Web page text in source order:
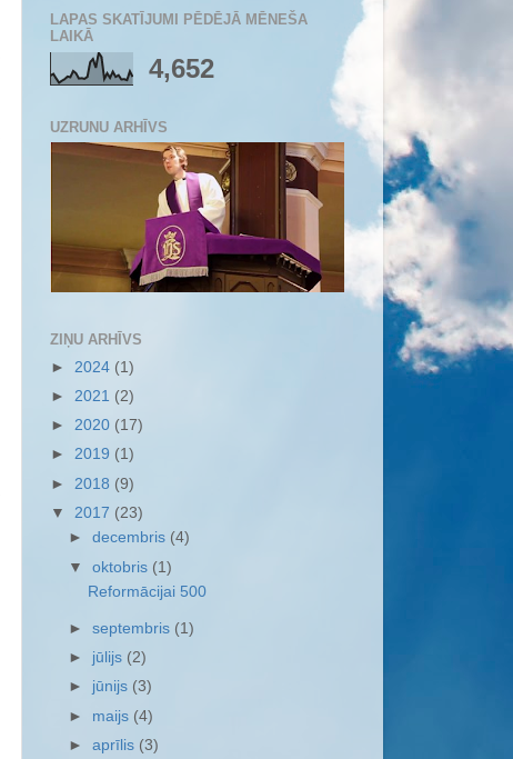
LAPAS SKATĪJUMI PĒDĒJĀ MĒNEŠA
LAIKĀ
4,652
UZRUNU ARHĪVS
ZIŅU ARHĪVS
► 2024 (1)
► 2021 (2)
► 2020 (17)
► 2019 (1)
► 2018 (9)
▼ 2017 (23)
►decembris (4)
▼oktobris (1)
Reformācijai 500
►septembris (1)
► jūlijs (2)
► jūnijs (3)
► maijs (4)
►aprīlis (3)